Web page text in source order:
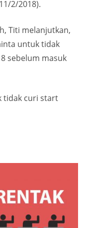
2/2018).
Titi melanjutkan,
untuk tidak
sebelum masuk
tidak curi start